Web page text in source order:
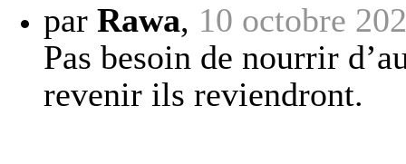
par Rawa, 10 octobre
Pas besoin de nourrir
revenir ils reviendront.